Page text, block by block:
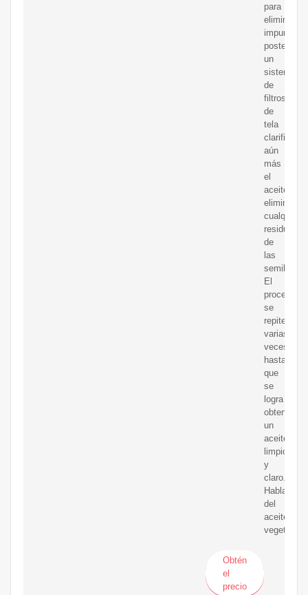
para
eliminar
impurezas,
un
sistema
de
filtros
de
tela
clarifican
aún
más
el
aceite
eliminando
cualquier
residuo
de
las
semillas.
El
proceso
se
repite
varias
veces
hasta
que
se
logra
obtener
un
aceite
limpio
y
claro.
Hablamos
del
aceite
vegetal
Obtén
el
precio